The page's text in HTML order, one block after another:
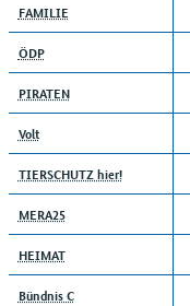
FAMILIE
ÖDP
PIRATEN
Volt
TIERSCHUTZ hier!
MERA25
HEIMAT
Bündnis C